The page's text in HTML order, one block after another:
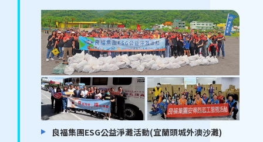
良福集團ESG公益淨灘活動(宜蘭頭城外澳沙灘)